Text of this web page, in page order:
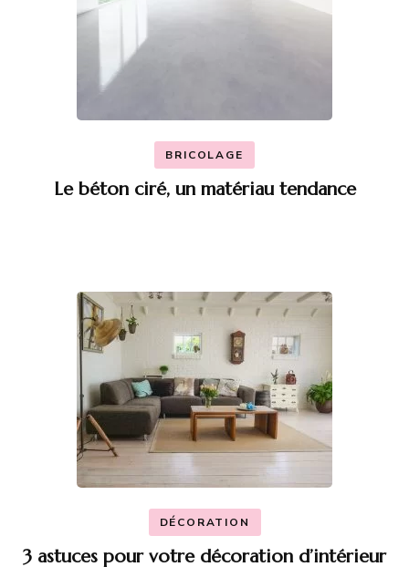
BRICOLAGE
Le béton ciré, un matériau tendance
DÉCORATION
3 astuces pour votre décoration d’intérieur